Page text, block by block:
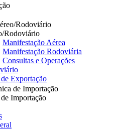
Rodoviário
Rodoviário
Manifestação Aérea
Manifestação Rodoviária
Consultas e Operações
Exportação
de Importação
Importação